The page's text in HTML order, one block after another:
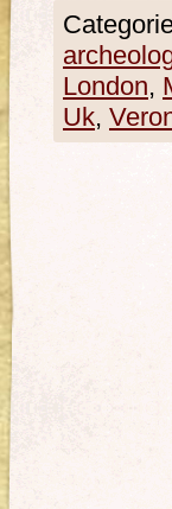
London,
Uk,